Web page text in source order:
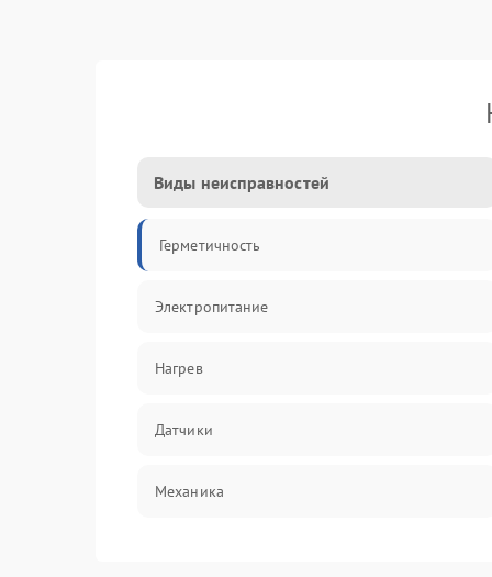
Виды неисправностей
Герметичность
Электропитание
Нагрев
Датчики
Механика